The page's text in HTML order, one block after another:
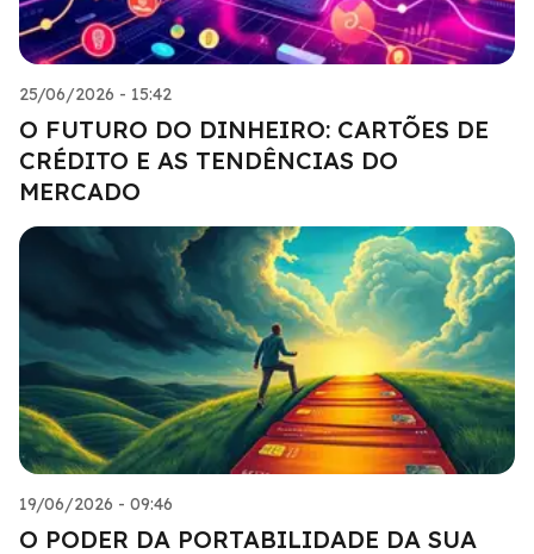
25/06/2026 - 15:42
O FUTURO DO DINHEIRO: CARTÕES DE
CRÉDITO E AS TENDÊNCIAS DO
MERCADO
19/06/2026 - 09:46
O PODER DA PORTABILIDADE DA SUA